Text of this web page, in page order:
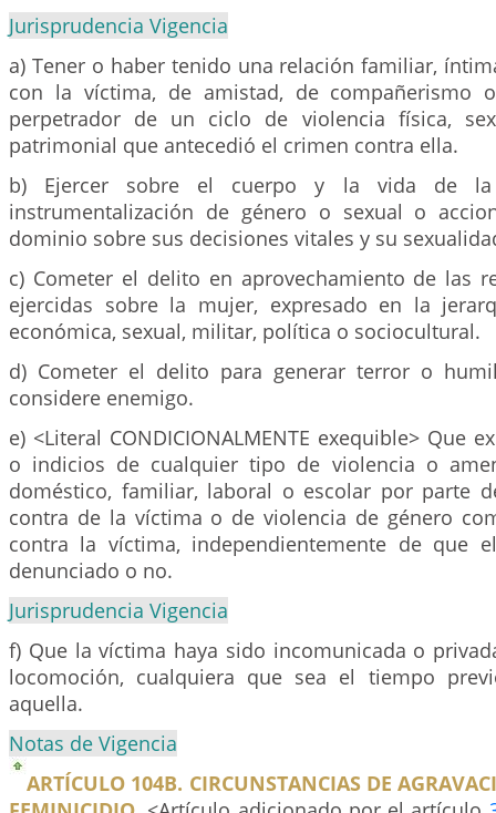
Jurisprudencia Vigencia
a) Tener o haber tenido una relación familiar,
con la víctima, de amistad, de compañerismo
perpetrador de un ciclo de violencia física,
patrimonial que antecedió el crimen contra ella.
b) Ejercer sobre el cuerpo y la vida de
instrumentalización de género o sexual o
dominio sobre sus decisiones vitales y su
c) Cometer el delito en aprovechamiento de las
ejercidas sobre la mujer, expresado en la
económica, sexual, militar, política o sociocultural.
d) Cometer el delito para generar terror o
considere enemigo.
e) <Literal CONDICIONALMENTE exequible> Que
o indicios de cualquier tipo de violencia o
doméstico, familiar, laboral o escolar por parte
contra de la víctima o de violencia de género
contra la víctima, independientemente de que
denunciado o no.
Jurisprudencia Vigencia
f) Que la víctima haya sido incomunicada o
locomoción, cualquiera que sea el tiempo
aquella.
Notas de Vigencia
ARTÍCULO 104B. CIRCUNSTANCIAS DE